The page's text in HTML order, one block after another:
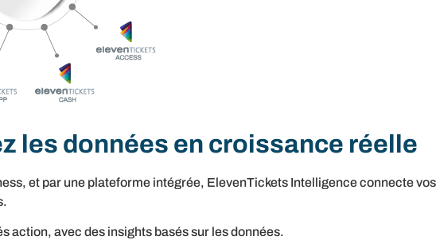
les données en croissance réelle
et par une plateforme intégrée, ElevenTickets Intelligence connecte
action, avec des insights basés sur les données.